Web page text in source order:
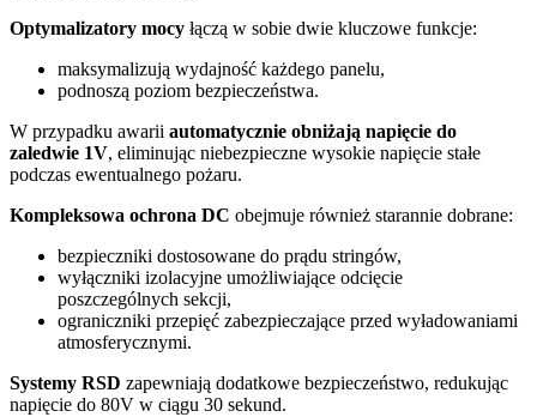
Optymalizatory mocy łączą w sobie dwie kluczowe funkcje:
maksymalizują wydajność każdego panelu,
podnoszą poziom bezpieczeństwa.
W przypadku awarii automatycznie obniżają napięcie do
zaledwie 1V, eliminując niebezpieczne wysokie napięcie stałe
podczas ewentualnego pożaru.
Kompleksowa ochrona DC obejmuje również starannie dobrane:
bezpieczniki dostosowane do prądu stringów,
wyłączniki izolacyjne umożliwiające odcięcie
poszczególnych sekcji,
ograniczniki przepięć zabezpieczające przed wyładowaniami
atmosferycznymi.
Systemy RSD zapewniają dodatkowe bezpieczeństwo, redukując
napięcie do 80V w ciągu 30 sekund.